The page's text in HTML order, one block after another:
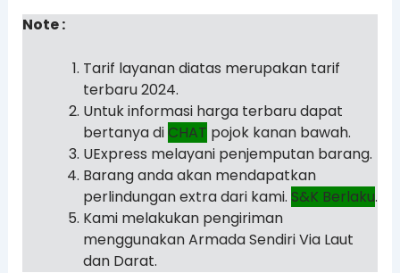
Note :
Tarif layanan diatas merupakan tarif
terbaru 2024.
Untuk informasi harga terbaru dapat
bertanya diCHAT pojok kanan bawah.
UExpress melayani penjemputan barang.
Barang anda akan mendapatkan
perlindungan extra dari kami. S&K Berlaku.
Kami melakukan pengiriman
menggunakan Armada Sendiri Via Laut
dan Darat.